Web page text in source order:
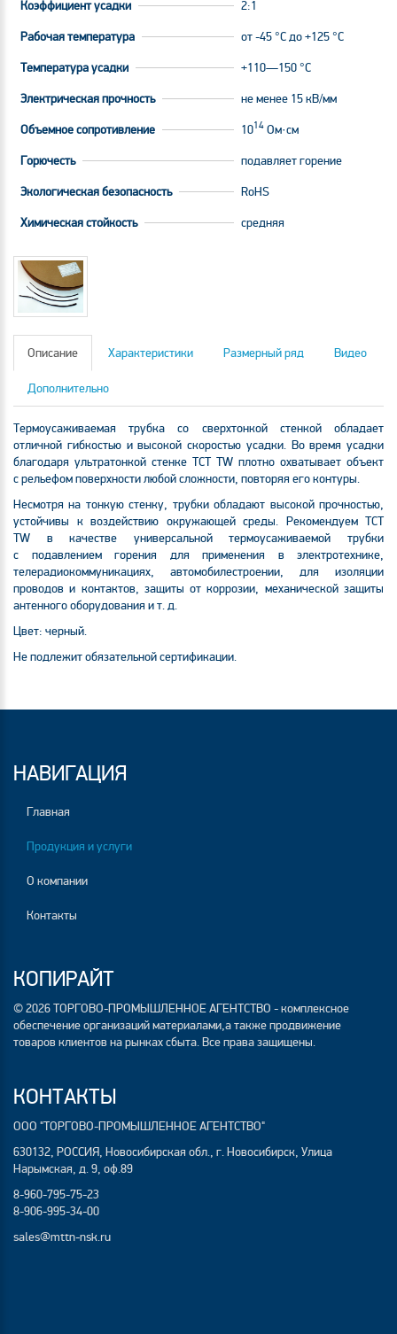
Коэффициент усадки 2:1
Рабочая температура от -45 °C до +125 °C
Температура усадки +110—150 °С
Электрическая прочность не менее 15 кВ/мм
Объемное сопротивление 1014 Ом·см
Горючесть подавляет горение
Экологическая безопасность RoHS
Химическая стойкость средняя
Описание Характеристики Размерный ряд Видео
Дополнительно
Термоусаживаемая трубка со сверхтонкой стенкой обладает
отличной гибкостью и высокой скоростью усадки. Во время усадки
благодаря ультратонкой стенке ТСТ TW плотно охватывает объект
с рельефом поверхности любой сложности, повторяя его контуры.
Несмотря на тонкую стенку, трубки обладают высокой прочностью,
устойчивы к воздействию окружающей среды. Рекомендуем ТСТ
TW в качестве универсальной термоусаживаемой трубки
с подавлением горения для применения в электротехнике,
телерадиокоммуникациях, автомобилестроении, для изоляции
проводов и контактов, защиты от коррозии, механической защиты
антенного оборудования и т. д.
Цвет: черный.
Не подлежит обязательной сертификации.
НАВИГАЦИЯ
Главная
Продукция и услуги
О компании
Контакты
КОПИРАЙТ
© 2026 ТОРГОВО-ПРОМЫШЛЕННОЕ АГЕНТСТВО - комплексное
обеспечение организаций материалами,а также продвижение
товаров клиентов на рынках сбыта. Все права защищены.
КОНТАКТЫ
ООО "ТОРГОВО-ПРОМЫШЛЕННОЕ АГЕНТСТВО"
630132, РОССИЯ, Новосибирская обл., г. Новосибирск, Улица
Нарымская, д. 9, оф.89
8-960-795-75-23
8-906-995-34-00
sales@mttn-nsk.ru